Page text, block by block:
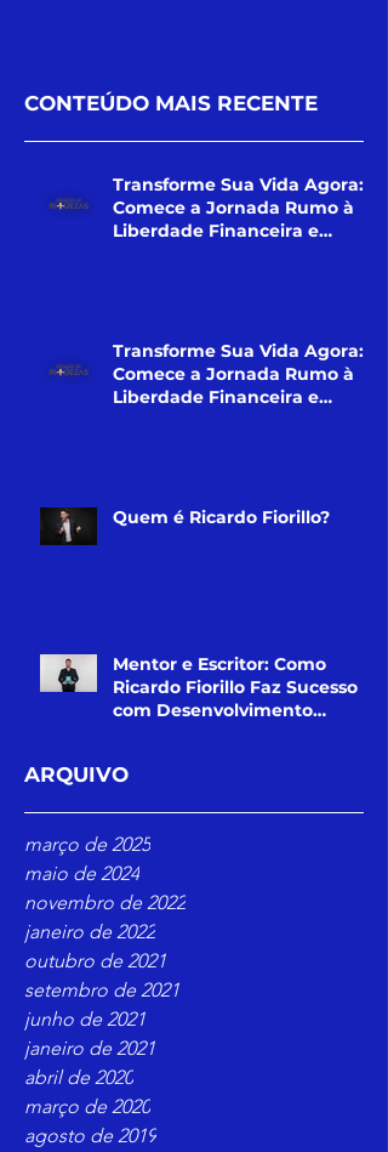
CONTEÚDO MAIS RECENTE
Transforme Sua Vida Agora:
Comece a Jornada Rumo à
Liberdade Financeira e
Transforme Sua Vida Agora:
Comece a Jornada Rumo à
Liberdade Financeira e
Quem é Ricardo Fiorillo?
Mentor e Escritor: Como
Ricardo Fiorillo Faz Sucesso
com Desenvolvimento
ARQUIVO
março de 2025
maio de 2024
novembro de 2022
janeiro de 2022
outubro de 2021
setembro de 2021
junho de 2021
janeiro de 2021
abril de 2020
março de 2020
agosto de 2019